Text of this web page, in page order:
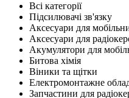
Всі категорії
Підсилювачі зв'язку
Аксесуари для
Аксесуари для
Акумулятори для
Битова хімія
Віники та щітки
Електромонтажне
Запчастини для